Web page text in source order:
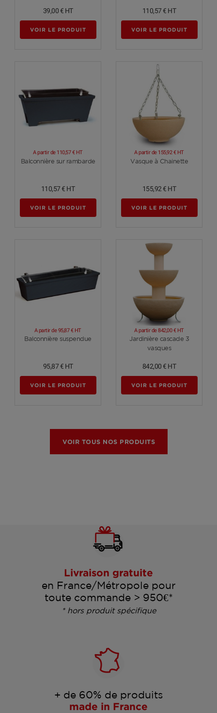
39,00 € HT
VOIR LE PRODUIT
110,57 € HT
VOIR LE PRODUIT
Voir plus
Balconnière sur rambarde
A partir de 110,57 € HT
110,57 € HT
VOIR LE PRODUIT
Voir plus
Vasque à Chainette
A partir de 155,92 € HT
155,92 € HT
VOIR LE PRODUIT
Voir plus
Balconnière suspendue
A partir de95,87 € HT
95,87 € HT
VOIR LE PRODUIT
Voir plus
Jardinière cascade 3
vasques
A partir de842,00 € HT
842,00 € HT
VOIR LE PRODUIT
VOIR TOUS NOS PRODUITS
Livraison gratuite
en France/Métropole pour
toute commande > 950€*
* hors produit spécifique
+ de 60% de produits
made in France